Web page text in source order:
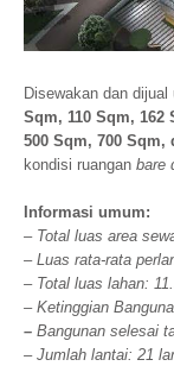
Disewakan dan dijual
Sqm, 110 Sqm, 162
500 Sqm, 700 Sqm,
kondisi ruangan bare
Informasi umum:
– Total luas area
– Luas rata-rata
– Total luas lahan:
– Ketinggian
– Bangunan selesai
– Jumlah lantai: 21